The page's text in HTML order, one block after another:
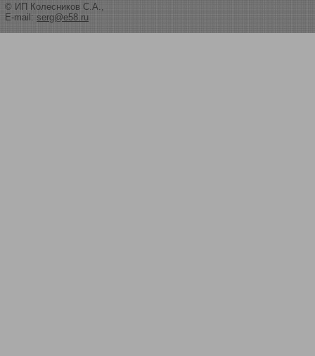
© ИП Колесников С.А.,
E-mail: serg@e58.ru